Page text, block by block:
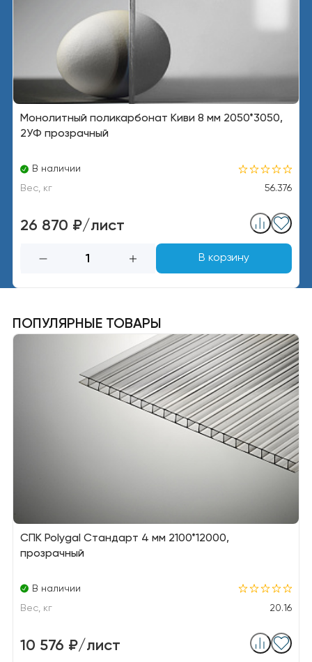
Монолитный поликарбонат Киви 8 мм 2050*3050,
2УФ прозрачный
В наличии
Вес, кг
56.376
26 870 ₽/лист
В корзину
ПОПУЛЯРНЫЕ ТОВАРЫ
СПК Polygal Стандарт 4 мм 2100*12000,
прозрачный
В наличии
Вес, кг
20.16
10 576 ₽/лист